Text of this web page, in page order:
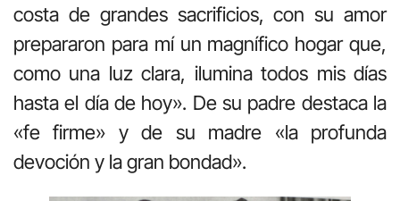
costa de grandes sacrificios, con su amor
prepararon para mí un magnífico hogar que,
como una luz clara, ilumina todos mis días
hasta el día de hoy». De su padre destaca la
«fe firme» y de su madre «la profunda
devoción y la gran bondad».